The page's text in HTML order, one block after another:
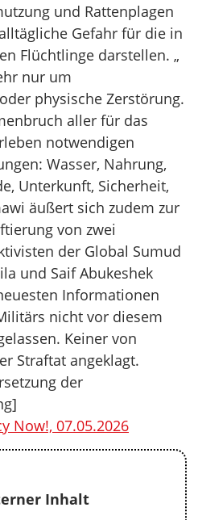
und Rattenplagen
Gefahr für die in
Flüchtlinge darstellen. „
nur um
physische Zerstörung.
aller für das
notwendigen
Wasser, Nahrung,
Unterkunft, Sicherheit,
äußert sich zudem zur
von zwei
der Global Sumud
und Saif Abukeshek
Informationen
nicht vor diesem
Keiner von
Straftat angeklagt.
der
Now!, 07.05.2026
Inhalt